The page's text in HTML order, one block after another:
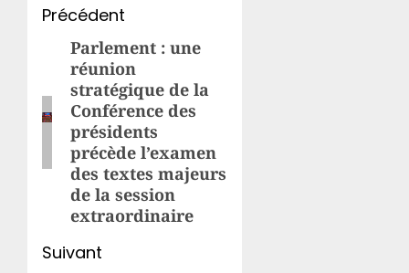
Navigation
d’article
Précédent
Article
précédent:
Parlement : une
réunion
stratégique de la
Conférence des
présidents
précède l’examen
des textes majeurs
de la session
extraordinaire
Suivant